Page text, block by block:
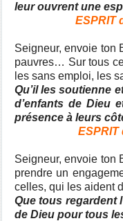
leur ouvrent une
ESPRIT de
Seigneur, envoie ton
pauvres… Sur tous
les sans emploi, les
Qu’il les soutienne
d’enfants de Dieu
présence à leurs
ESPRIT de
Seigneur, envoie ton
prendre un
celles, qui les aident
Que tous regardent
de Dieu pour tous